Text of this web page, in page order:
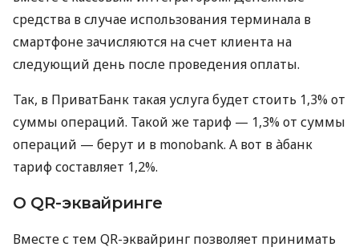
средства в случае использования терминала в
смартфоне зачисляются на счет клиента на
следующий день после проведения оплаты.
Так, в ПриватБанк такая услуга будет стоить 1,3% от
суммы операций. Такой же тариф — 1,3% от суммы
операций — берут и в monobank. А вот в àбанк
тариф составляет 1,2%.
О QR-эквайринге
Вместе с тем QR-эквайринг позволяет принимать